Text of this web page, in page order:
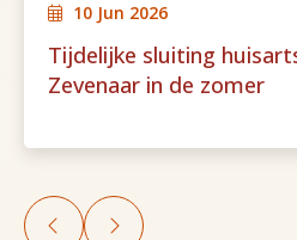
10 Jun 2026
Tijdelijke sluiting
Zevenaar in de zomer